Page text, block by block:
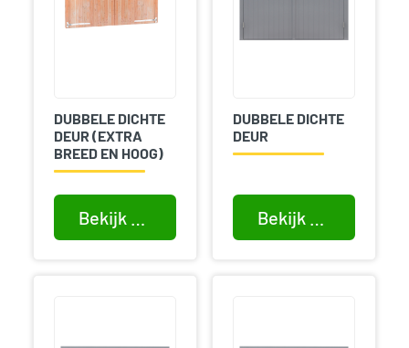
DUBBELE DICHTE
DEUR (EXTRA
BREED EN HOOG)
DUBBELE DICHTE
DEUR